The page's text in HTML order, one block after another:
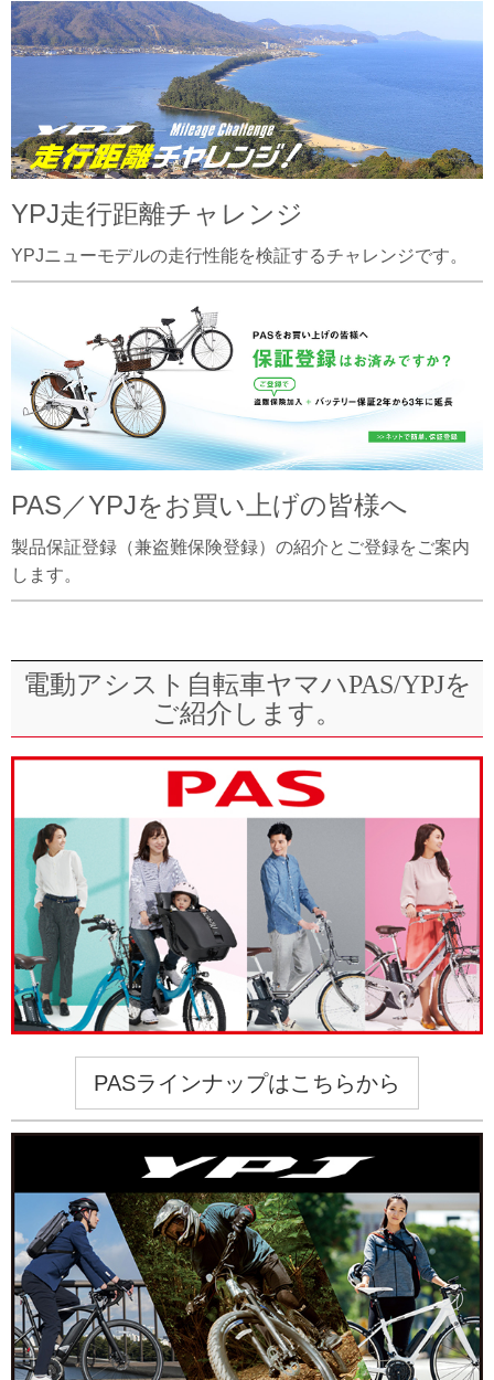
YPJ走行距離チャレンジ
YPJニューモデルの走行性能を検証するチャレンジです。
PAS／YPJをお買い上げの皆様へ
製品保証登録（兼盗難保険登録）の紹介とご登録をご案内
します。
電動アシスト自転車ヤマハPAS/YPJを
ご紹介します。
PASラインナップはこちらから